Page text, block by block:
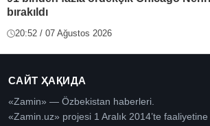
bırakıldı
20:52 / 07 Ağustos 2026
САЙТ ҲАҚИДА
«Zamin» — Özbekistan haberleri.
«Zamin.uz» projesi 1 Aralık 2014’te faaliyetine